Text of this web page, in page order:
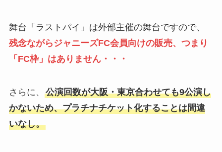
舞台「ラストパイ」は外部主催の舞台ですので、
残念ながらジャニーズFC会員向けの販売、つまり
「FC枠」はありません・・・
さらに、 公演回数が大阪・東京合わせても9公演し
かないため、プラチナチケット化することは間違
いなし。